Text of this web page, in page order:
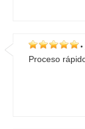
•
Proceso